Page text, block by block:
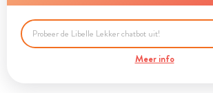
Meer info